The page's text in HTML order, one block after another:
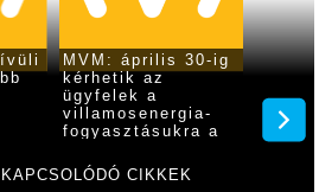
KAPCSOLÓDÓ CIKKEK
MVM: április 30-ig
kérhetik az
ügyfelek a
villamosenergia-
fogyasztásukra a
kedvezményt
Több
ki a